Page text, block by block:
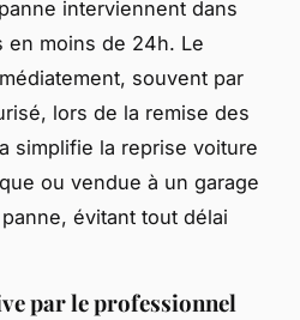
interviennent dans
en moins de 24h. Le
souvent par
lors de la remise des
simplifie la reprise voiture
ou vendue à un garage
évitant tout délai
par le professionnel